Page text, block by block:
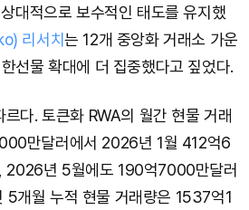
대적으로 보수적인 태도를 유지했
리서치는 12개 중앙화 거래소 가운
선물 확대에 더 집중했다고 짚었다.
다. 토큰화 RWA의 월간 현물 거래
만달러에서 2026년 1월 412억6
2026년 5월에도 190억7000만달러
개월 누적 현물 거래량은 1537억1